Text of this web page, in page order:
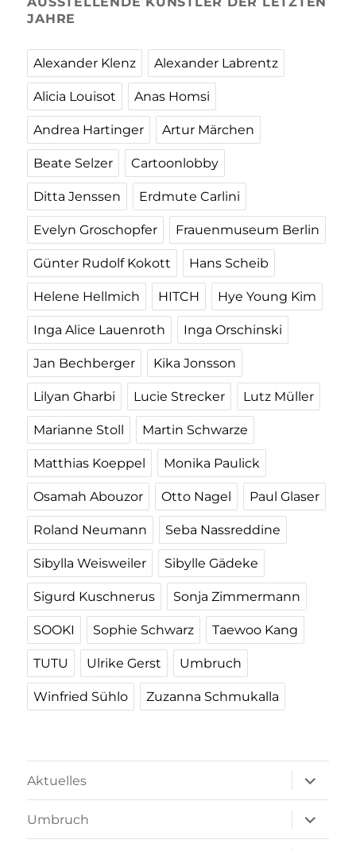
JAHRE
Alexander Klenz Alexander Labrentz
Alicia Louisot Anas Homsi
Andrea Hartinger Artur Märchen
Beate Selzer Cartoonlobby
Ditta Jenssen Erdmute Carlini
Evelyn Groschopfer Frauenmuseum Berlin
Günter Rudolf Kokott Hans Scheib
Helene Hellmich HITCH Hye Young Kim
Inga Alice Lauenroth Inga Orschinski
Jan Bechberger Kika Jonsson
Lilyan Gharbi Lucie Strecker Lutz Müller
Marianne Stoll Martin Schwarze
Matthias Koeppel Monika Paulick
Osamah Abouzor Otto Nagel Paul Glaser
Roland Neumann Seba Nassreddine
Sibylla Weisweiler Sibylle Gädeke
Sigurd Kuschnerus Sonja Zimmermann
SOOKI Sophie Schwarz Taewoo Kang
TUTU Ulrike Gerst Umbruch
Winfried Sühlo Zuzanna Schmukalla
Aktuelles
öffnen
Umbruch
öffnen